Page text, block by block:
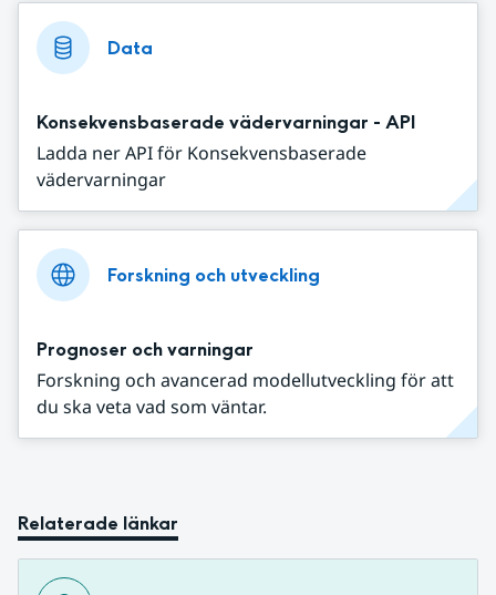
Data
Konsekvensbaserade vädervarningar - API
Ladda ner API för Konsekvensbaserade
vädervarningar
Forskning och utveckling
Prognoser och varningar
Forskning och avancerad modellutveckling för att
du ska veta vad som väntar.
Relaterade länkar